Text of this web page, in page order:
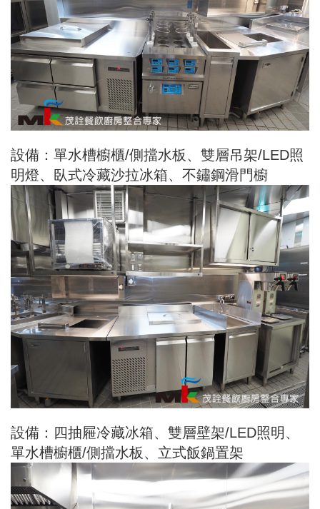
設備：單水槽櫥櫃/側擋水板、雙層吊架/LED照
明燈、臥式冷藏沙拉冰箱、不鏽鋼滑門櫥
設備：四抽屜冷藏冰箱、雙層壁架/LED照明、
單水槽櫥櫃/側擋水板、立式飯鍋置架